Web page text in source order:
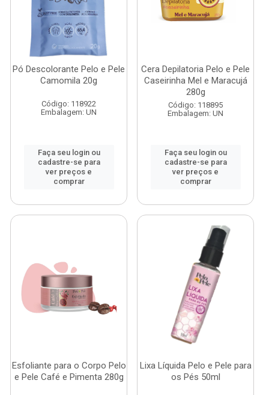
Pó Descolorante Pelo e Pele
Camomila 20g
Código: 118922
Embalagem: UN
Faça seu login ou
cadastre-se para
ver preços e
comprar
Cera Depilatoria Pelo e Pele
Caseirinha Mel e Maracujá
280g
Código: 118895
Embalagem: UN
Faça seu login ou
cadastre-se para
ver preços e
comprar
Esfoliante para o Corpo Pelo
e Pele Café e Pimenta 280g
Lixa Líquida Pelo e Pele para
os Pés 50ml